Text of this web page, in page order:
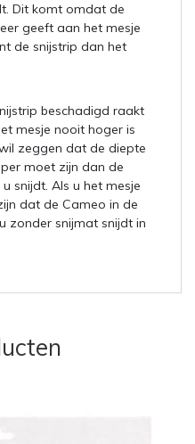
Dit komt omdat de
geeft aan het mesje
de snijstrip dan het
beschadigd raakt
mesje nooit hoger is
zeggen dat de diepte
moet zijn dan de
snijdt. Als u het mesje
dat de Cameo in de
zonder snijmat snijdt in